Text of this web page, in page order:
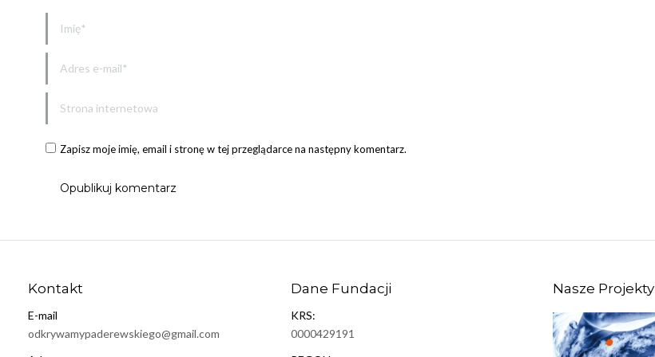
Zapisz moje imię, email i stronę w tej przeglądarce na następny komentarz.
Opublikuj komentarz
Kontakt
E-mail
odkrywamypaderewskiego@gmail.com
Dane Fundacji
KRS:
0000429191
Nasze Projekty